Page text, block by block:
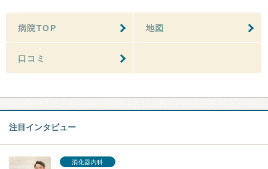
病院TOP 地図
口コミ
注目インタビュー
消化器内科